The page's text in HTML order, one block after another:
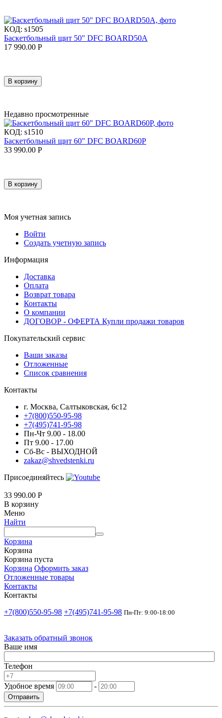
КОД: s1505
Баскетбольный щит 50" DFC BOARD50A
17 990.00 Р
В корзину
Недавно просмотренные
КОД: s1510
Баскетбольный щит 60" DFC BOARD60P
33 990.00 Р
В корзину
Моя учетная запись
Войти
Создать учетную запись
Информация
Доставка
Оплата
Возврат товара
Контакты
О компании
ДОГОВОР - ОФЕРТА Купли продажи товаров
Покупательский сервис
Ваши заказы
Отложенные
Список сравнения
Контакты
г. Москва, Салтыковская, 6с12
+7(800)550-95-98
+7(495)741-95-98
Пн-Чт 9.00 - 18.00
Пт 9.00 - 17.00
Сб-Вс - ВЫХОДНОЙ
zakaz@shvedstenki.ru
Присоединяйтесь
33 990.00 Р
В корзину
Меню
Найти
Корзина
Корзина
Корзина пуста
Корзина Оформить заказ
Отложенные товары
Контакты
Контакты
+7(800)550-95-98 +7(495)741-95-98 Пн-Пт: 9:00-18:00
Заказать обратный звонок
Ваше имя
Телефон
Удобное время -
Отправить